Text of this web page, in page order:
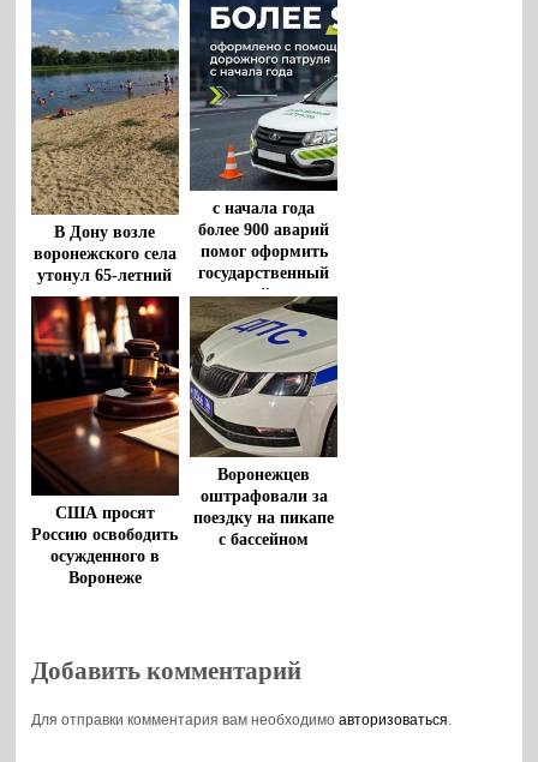
области
В Дону возле
воронежского села
утонул 65-летний
мужчина
с начала года
более 900 аварий
помог оформить
государственный
дорожный патруль
США просят
Россию освободить
осужденного в
Воронеже
Воронежцев
оштрафовали за
поездку на пикапе
с бассейном
Добавить комментарий
Для отправки комментария вам необходимоавторизоваться.